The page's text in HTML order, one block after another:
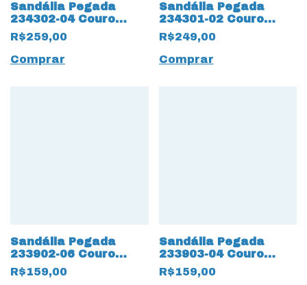
Sandália Pegada
234302-04 Couro
Natural Stretch Preto
R$259,00
Comprar
Sandália Pegada
234301-02 Couro
Natural com
Elásticos Bege
R$249,00
Comprar
Sandália Pegada
233902-06 Couro
Natural com Salto
anabela Preto
R$159,00
Sandália Pegada
233903-04 Couro
Natural Rose
R$159,00